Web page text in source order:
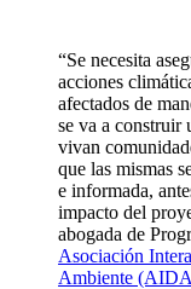
“Se necesita
acciones
afectados de
se va a construir
vivan
que las mismas
e informada,
impacto del
abogada de
Asociación
Ambiente